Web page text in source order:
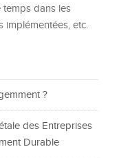
temps dans les
implémentées, etc.
?
des Entreprises
Durable